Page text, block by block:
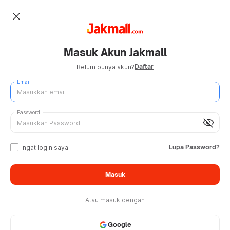
close
Masuk Akun Jakmall
Belum punya akun?Daftar
Email
visibility_off
Password
Ingat login saya Lupa Password?
Masuk
Atau masuk dengan
Google